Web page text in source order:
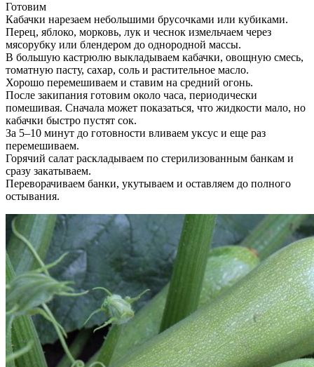
Готовим
Кабачки нарезаем небольшими брусочками или кубиками.
Перец, яблоко, морковь, лук и чеснок измельчаем через
мясорубку или блендером до однородной массы.
В большую кастрюлю выкладываем кабачки, овощную смесь,
томатную пасту, сахар, соль и растительное масло.
Хорошо перемешиваем и ставим на средний огонь.
После закипания готовим около часа, периодически
помешивая. Сначала может показаться, что жидкости мало, но
кабачки быстро пустят сок.
За 5–10 минут до готовности вливаем уксус и еще раз
перемешиваем.
Горячий салат раскладываем по стерилизованным банкам и
сразу закатываем.
Переворачиваем банки, укутываем и оставляем до полного
остывания.